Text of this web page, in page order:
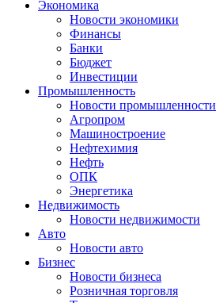
Экономика
Новости экономики
Финансы
Банки
Бюджет
Инвестиции
Промышленность
Новости промышленности
Агропром
Машиностроение
Нефтехимия
Нефть
ОПК
Энергетика
Недвижимость
Новости недвижимости
Авто
Новости авто
Бизнес
Новости бизнеса
Розничная торговля